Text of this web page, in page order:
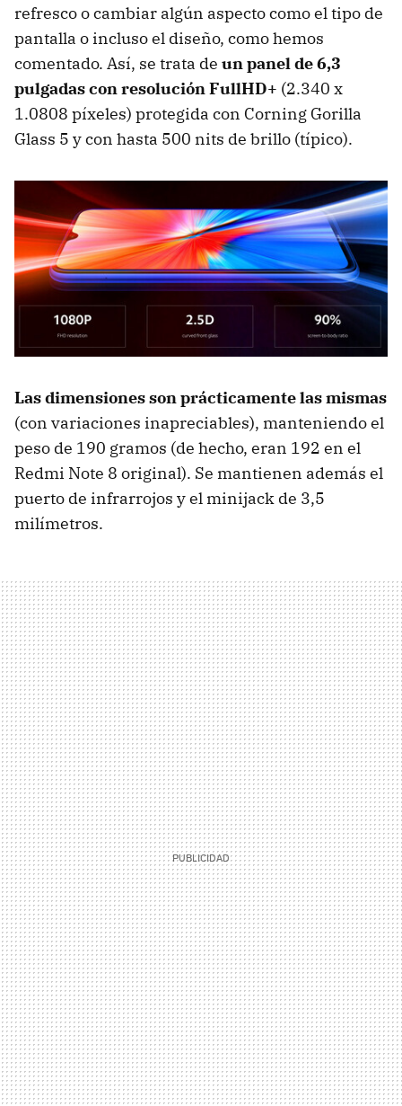
refresco o cambiar algún aspecto como el tipo de
pantalla o incluso el diseño, como hemos
comentado. Así, se trata de un panel de 6,3
pulgadas con resolución FullHD+ (2.340 x
1.0808 píxeles) protegida con Corning Gorilla
Glass 5 y con hasta 500 nits de brillo (típico).
Las dimensiones son prácticamente las mismas
(con variaciones inapreciables), manteniendo el
peso de 190 gramos (de hecho, eran 192 en el
Redmi Note 8 original). Se mantienen además el
puerto de infrarrojos y el minijack de 3,5
milímetros.